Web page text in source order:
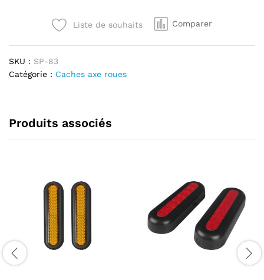
&
M365
couleur
blanc
quantité
Liste de souhaits Comparer
SKU : SP-83
Catégorie : Caches axe roues
Produits associés